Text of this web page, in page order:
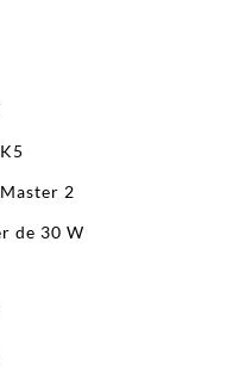
2
de 30 W